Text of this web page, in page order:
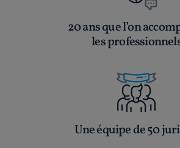
20 ans que l’on
les
Une équipe de 50